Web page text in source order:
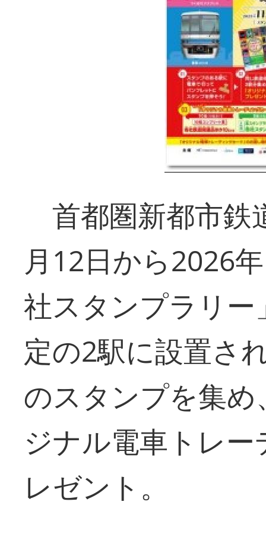
首都圏新都市鉄
月12日から2026
社スタンプラリ
定の2駅に設置さ
のスタンプを集
ジナル電車トレ
レゼント。